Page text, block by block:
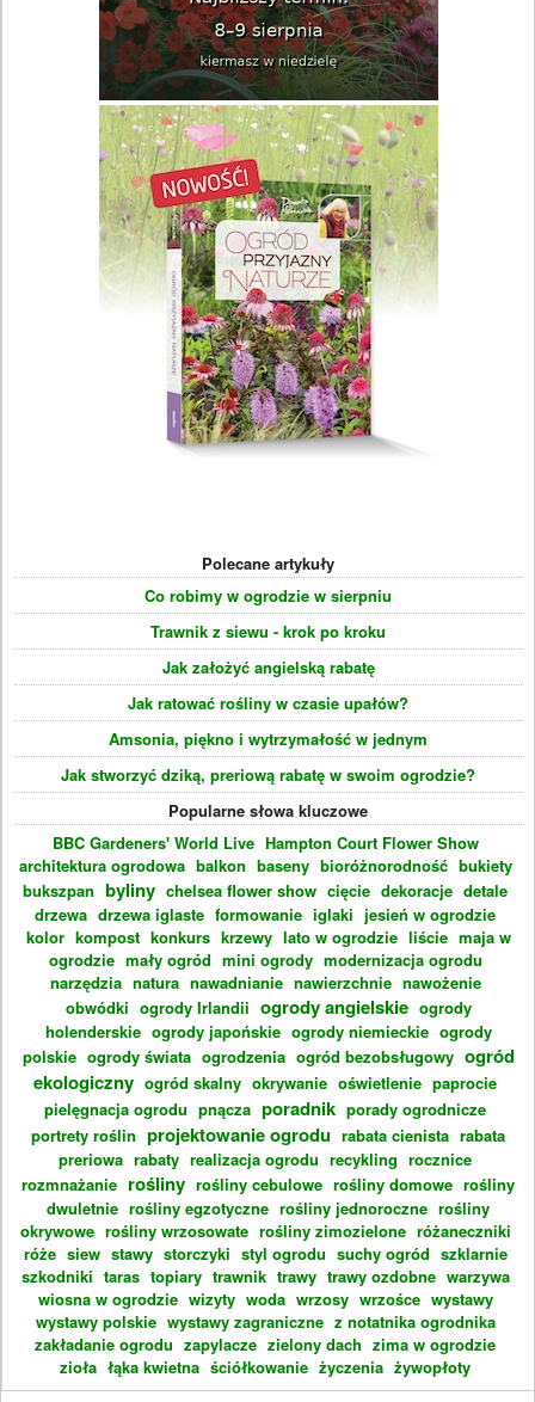
Polecane artykuły
Co robimy w ogrodzie w sierpniu
Trawnik z siewu - krok po kroku
Jak założyć angielską rabatę
Jak ratować rośliny w czasie upałów?
Amsonia, piękno i wytrzymałość w jednym
Jak stworzyć dziką, preriową rabatę w swoim ogrodzie?
Popularne słowa kluczowe
BBC Gardeners' World Live Hampton Court Flower Show
architektura ogrodowa balkon baseny bioróżnorodność bukiety
bukszpan byliny chelsea flower show cięcie dekoracje detale
drzewa drzewa iglaste formowanie iglaki jesień w ogrodzie
kolor kompost konkurs krzewy lato w ogrodzie liście maja w
ogrodzie mały ogród mini ogrody modernizacja ogrodu
narzędzia natura nawadnianie nawierzchnie nawożenie
obwódki ogrody Irlandii ogrody angielskie ogrody
holenderskie ogrody japońskie ogrody niemieckie ogrody
polskie ogrody świata ogrodzenia ogród bezobsługowy ogród
ekologiczny ogród skalny okrywanie oświetlenie paprocie
pielęgnacja ogrodu pnącza poradnik porady ogrodnicze
portrety roślin projektowanie ogrodu rabata cienista rabata
preriowa rabaty realizacja ogrodu recykling rocznice
rozmnażanie rośliny rośliny cebulowe rośliny domowe rośliny
dwuletnie rośliny egzotyczne rośliny jednoroczne rośliny
okrywowe rośliny wrzosowate rośliny zimozielone różaneczniki
róże siew stawy storczyki styl ogrodu suchy ogród szklarnie
szkodniki taras topiary trawnik trawy trawy ozdobne warzywa
wiosna w ogrodzie wizyty woda wrzosy wrzośce wystawy
wystawy polskie wystawy zagraniczne z notatnika ogrodnika
zakładanie ogrodu zapylacze zielony dach zima w ogrodzie
zioła łąka kwietna ściółkowanie życzenia żywopłoty